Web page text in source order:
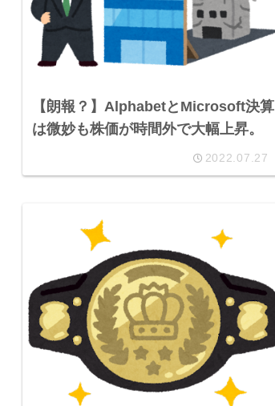
【朗報？】AlphabetとMicrosoft決算
は微妙も株価が時間外で大幅上昇。
2022.07.27